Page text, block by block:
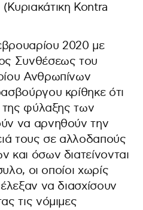
(Κυριακάτικη Kontra
2020 με
Συνθέσεως του
Ανθρωπίνων
κρίθηκε ότι
της φύλαξης των
να αρνηθούν την
τους σε αλλοδαπούς
και όσων διατείνονται
οι οποίοι χωρίς
να διασχίσουν
τις νόμιμες